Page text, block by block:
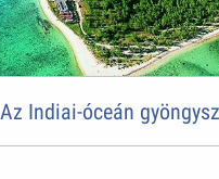
Indiai-óceán